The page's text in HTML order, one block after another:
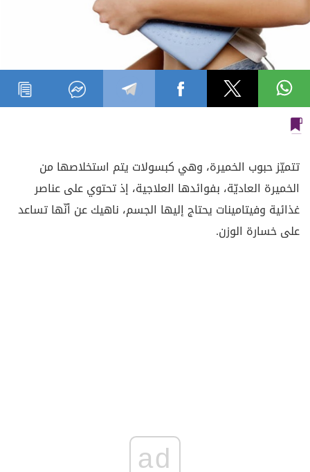
تتميّز حبوب الخميرة، وهي كبسولات يتم استخلاصها من
الخميرة العاديّة، بفوائدها العلاجية، إذ تحتوي على عناصر
غذائية وفيتامينات يحتاج إليها الجسم، ناهيك عن أنّها تساعد
على خسارة الوزن.
ad